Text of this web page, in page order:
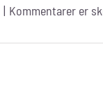
| Kommentarer er